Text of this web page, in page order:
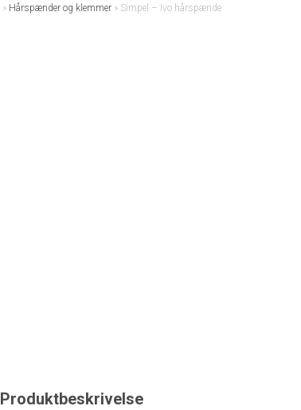
» Hårspænder og klemmer» Simpel – Ivo hårspænde
Produktbeskrivelse